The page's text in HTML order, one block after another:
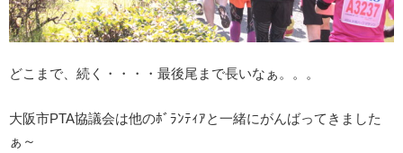
どこまで、続く・・・・最後尾まで長いなぁ。。。
大阪市PTA協議会は他のﾎﾞﾗﾝﾃｨｱと一緒にがんばってきました
ぁ～